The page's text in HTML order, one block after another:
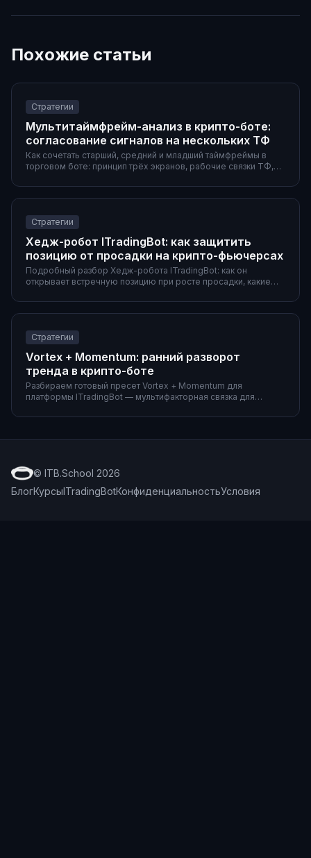
Похожие статьи
Стратегии
Мультитаймфрейм-анализ в крипто-боте:
согласование сигналов на нескольких ТФ
Как сочетать старший, средний и младший таймфреймы в
торговом боте: принцип трёх экранов, рабочие связки ТФ,
Стратегии
Хедж-робот ITradingBot: как защитить
позицию от просадки на крипто-фьючерсах
Подробный разбор Хедж-робота ITradingBot: как он
открывает встречную позицию при росте просадки, какие
(DCA-сетка и Donchian-пробой), а также частые ошибки и
сравнение с ручным хеджем.
Стратегии
Vortex + Momentum: ранний разворот
тренда в крипто-боте
Разбираем готовый пресет Vortex + Momentum для
платформы ITradingBot — мультифакторная связка для
индикаторов, полная конфигурация фильтров и выходов,
© ITB.School 2026
БлогКурсыITradingBotКонфиденциальностьУсловия